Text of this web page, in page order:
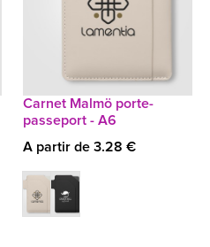
Carnet Malmö porte-
passeport - A6
A partir de 3.28 €